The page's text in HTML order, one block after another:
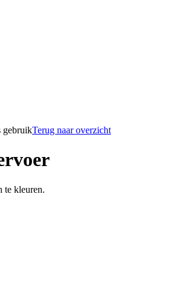
gebruikTerug naar overzicht
te kleuren.